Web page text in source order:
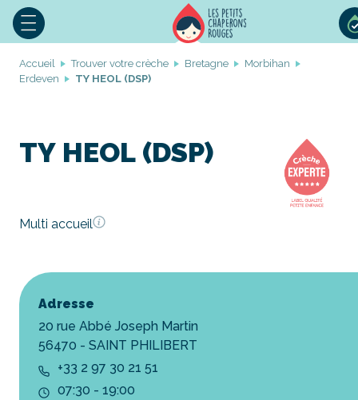
Accueil Trouver votre crèche Bretagne
Morbihan
Erdeven
TY HEOL (DSP)
TY HEOL (DSP)
Multi accueil
Adresse
20 rue Abbé Joseph Martin
56470 - SAINT PHILIBERT
+33 2 97 30 21 51
07:30 - 19:00